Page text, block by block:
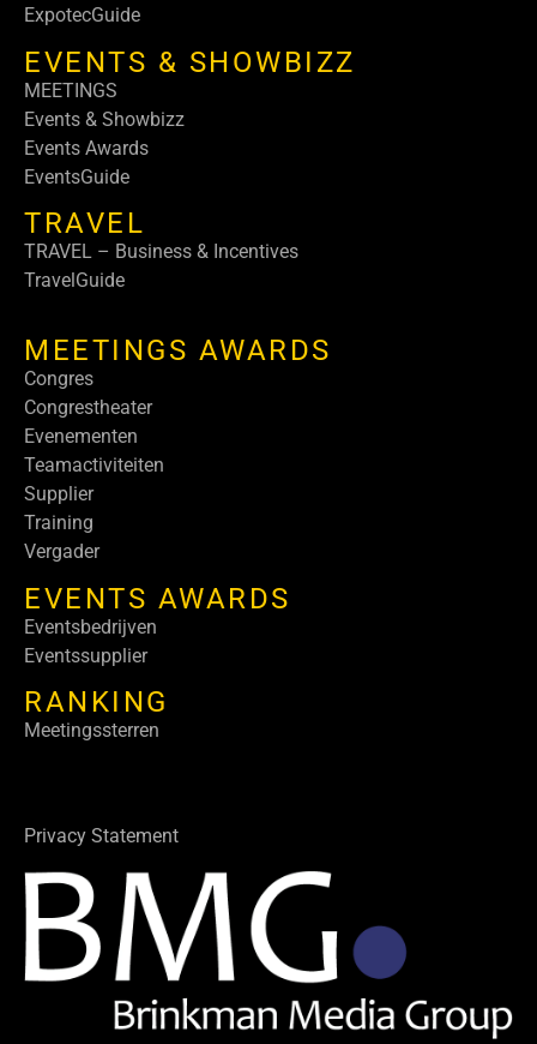
ExpotecGuide
EVENTS & SHOWBIZZ
MEETINGS
Events & Showbizz
Events Awards
EventsGuide
TRAVEL
TRAVEL – Business & Incentives
TravelGuide
MEETINGS AWARDS
Congres
Congrestheater
Evenementen
Teamactiviteiten
Supplier
Training
Vergader
EVENTS AWARDS
Eventsbedrijven
Eventssupplier
RANKING
Meetingssterren
Privacy Statement